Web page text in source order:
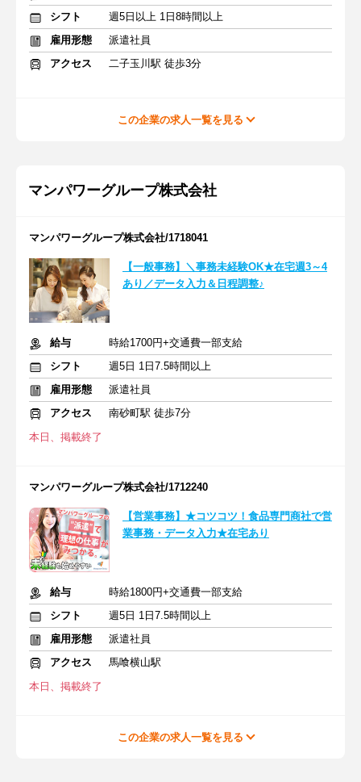
シフト
週5日以上 1日8時間以上
雇用形態
派遣社員
アクセス
二子玉川駅 徒歩3分
この企業の求人一覧を見る
マンパワーグループ株式会社
マンパワーグループ株式会社/1718041
【一般事務】＼事務未経験OK★在宅週3～4
あり／データ入力＆日程調整♪
給与
時給1700円+交通費一部支給
シフト
週5日 1日7.5時間以上
雇用形態
派遣社員
アクセス
南砂町駅 徒歩7分
本日、掲載終了
マンパワーグループ株式会社/1712240
【営業事務】★コツコツ！食品専門商社で営
業事務・データ入力★在宅あり
給与
時給1800円+交通費一部支給
シフト
週5日 1日7.5時間以上
雇用形態
派遣社員
アクセス
馬喰横山駅
本日、掲載終了
この企業の求人一覧を見る